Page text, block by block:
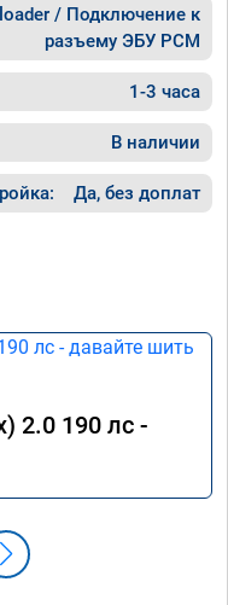
/ Подключение к
разъему ЭБУ PCM
1-3 часа
В наличии
Да, без доплат
2.0 190 лс -